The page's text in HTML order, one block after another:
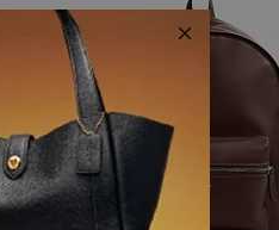
extérieures offrant un accès
facile à vos essentiels. Léger et
confortable, ce modèle est doté
de fermetures à pression
aimantées habilles de cuir,
d’une doublure durable en
microfibre et d’un panneau en
maille Spacer au dos.